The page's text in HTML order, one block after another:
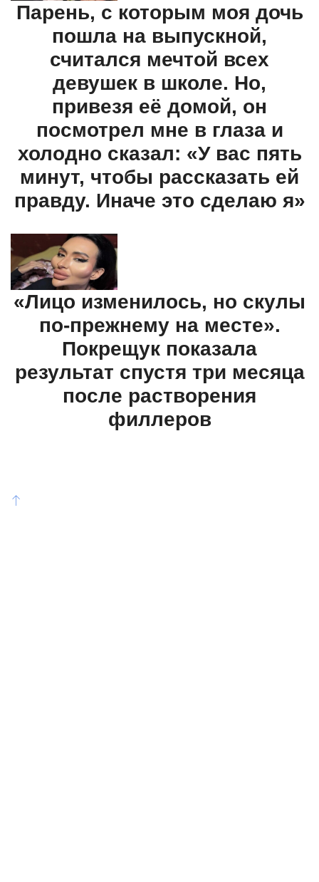
Парень, с которым моя дочь
пошла на выпускной,
считался мечтой всех
девушек в школе. Но,
привезя её домой, он
посмотрел мне в глаза и
холодно сказал: «У вас пять
минут, чтобы рассказать ей
правду. Иначе это сделаю я»
«Лицо изменилось, но скулы
по-прежнему на месте».
Покрещук показала
результат спустя три месяца
после растворения
филлеров